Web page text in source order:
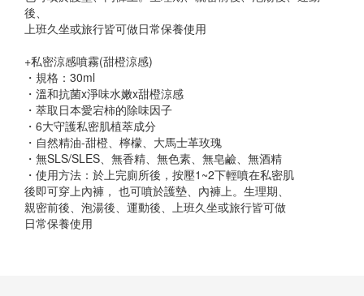
後、
上班久坐或旅行皆可做日常保養使用
+私密涼感噴霧(甜橙涼感)
・規格：30ml
・溫和抗菌x淨味水嫩x甜橙涼感
・萃取日本愛宕柿的除味因子
・6大守護私密肌植萃成分
・自然精油-甜橙、檸檬、大馬士革玫瑰
・無SLS/SLES、無香精、無色素、無皂鹼、無酒精
・使用方法：於上完廁所後，按壓1~2下輕噴在私密肌
後即可穿上內褲， 也可噴於護墊、內褲上。生理期、
親密前後、泡湯後、運動後、上班久坐或旅行皆可做
日常保養使用